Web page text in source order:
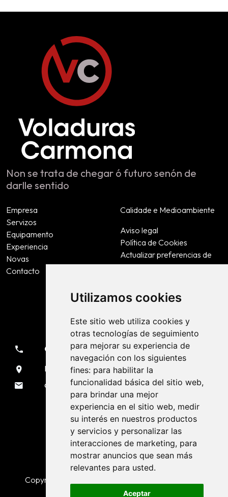
Utilizamos cookies
Este sitio web utiliza cookies y
otras tecnologías de seguimiento
para mejorar su experiencia de
navegación con los siguientes
fines: para habilitar la
funcionalidad básica del sitio web,
para brindar una mejor
experiencia en el sitio web, medir
su interés en nuestros productos
y servicios y personalizar las
interacciones de marketing, para
mostrar anuncios que sean más
relevantes para usted.
Aceptar
Non se trata de chegar ó futuro senón de
darlle sentido
Empresa
Servizos
Equipamento
Experiencia
Novas
Contacto
Calidade e Medioambiente
Aviso legal
Política de Cookies
Actualizar preferencias de
cookies
Accesibilidade
Contacto
981 133 051
Rúa Sendeiro, 7 Liáns - A Coruña
oficina@voladurascarmona.es
Séguenos nas redes sociais
Copyright © Voladuras Carmona. :tódolos dereitos
reservados